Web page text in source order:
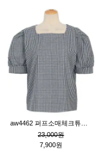
23,000원
7,900원